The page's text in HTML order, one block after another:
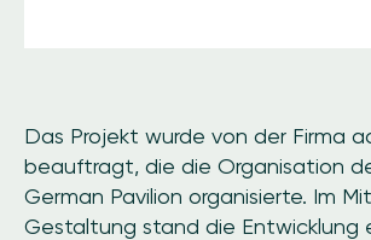
Das Projekt wurde von der Firma
beauftragt, die die Organisation
German Pavilion organisierte. Im
Gestaltung stand die Entwicklung